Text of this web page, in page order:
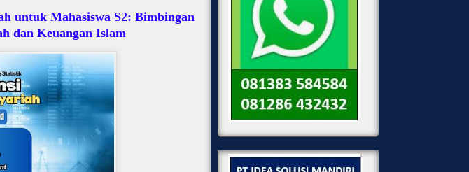
untuk Mahasiswa S2: Bimbingan
dan Keuangan Islam